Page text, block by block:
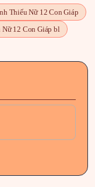
Thiếu Nữ 12 Con Giáp
Nữ 12 Con Giáp bl